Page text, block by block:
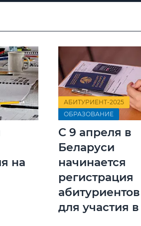
на
АБИТУРИЕНТ-2025
ОБРАЗОВАНИЕ
С 9 апреля в
Беларуси
начинается
регистрация
абитуриентов
для участия